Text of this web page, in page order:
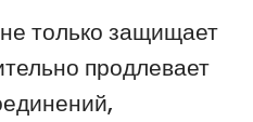
только защищает
продлевает